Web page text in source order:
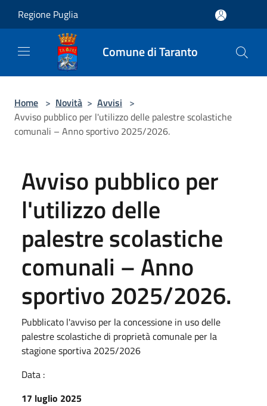
Regione Puglia
Comune di Taranto
Home > Novità > Avvisi >
Avviso pubblico per l'utilizzo delle palestre scolastiche
comunali – Anno sportivo 2025/2026.
Avviso pubblico per
l'utilizzo delle
palestre scolastiche
comunali – Anno
sportivo 2025/2026.
Pubblicato l'avviso per la concessione in uso delle
palestre scolastiche di proprietà comunale per la
stagione sportiva 2025/2026
Data :
17 luglio 2025